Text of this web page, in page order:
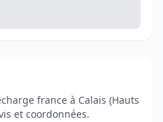
france à Calais (Hauts
et coordonnées.